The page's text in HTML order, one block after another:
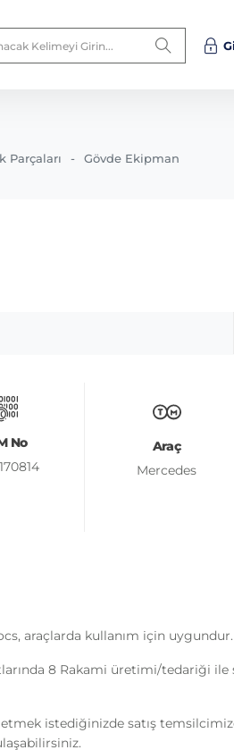
Parçaları Gövde Ekipman
No
Araç
Mercedes
araçlarda kullanım için uygundur.
8 Rakami üretimi/tedariği
istediğinizde satış